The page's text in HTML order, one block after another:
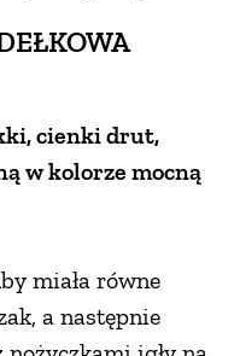
cienki drut,
w kolorze mocną
miała równe
a następnie